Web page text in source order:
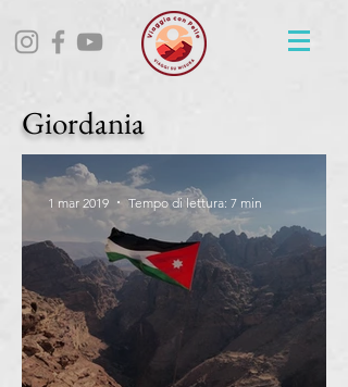
Giordania
1 mar 2019 Tempo di lettura: 7 min